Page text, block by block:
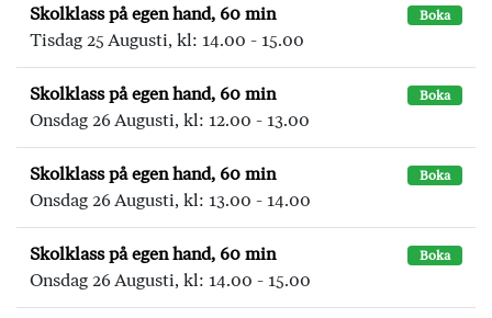
Skolklass på egen hand, 60 min Boka
Tisdag 25 Augusti, kl: 14.00 - 15.00
Skolklass på egen hand, 60 min Boka
Onsdag 26 Augusti, kl: 12.00 - 13.00
Skolklass på egen hand, 60 min Boka
Onsdag 26 Augusti, kl: 13.00 - 14.00
Skolklass på egen hand, 60 min Boka
Onsdag 26 Augusti, kl: 14.00 - 15.00